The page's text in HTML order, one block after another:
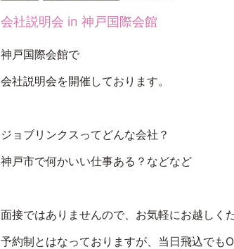
会社説明会 in 神戸国際会館
神戸国際会館で
会社説明会を開催しております。
ジョブリンクスってどんな会社？
神戸市で何かいい仕事ある？などなど
面接ではありませんので、お気軽にお越しくだ
予約制とはなっておりますが、当日飛込でも